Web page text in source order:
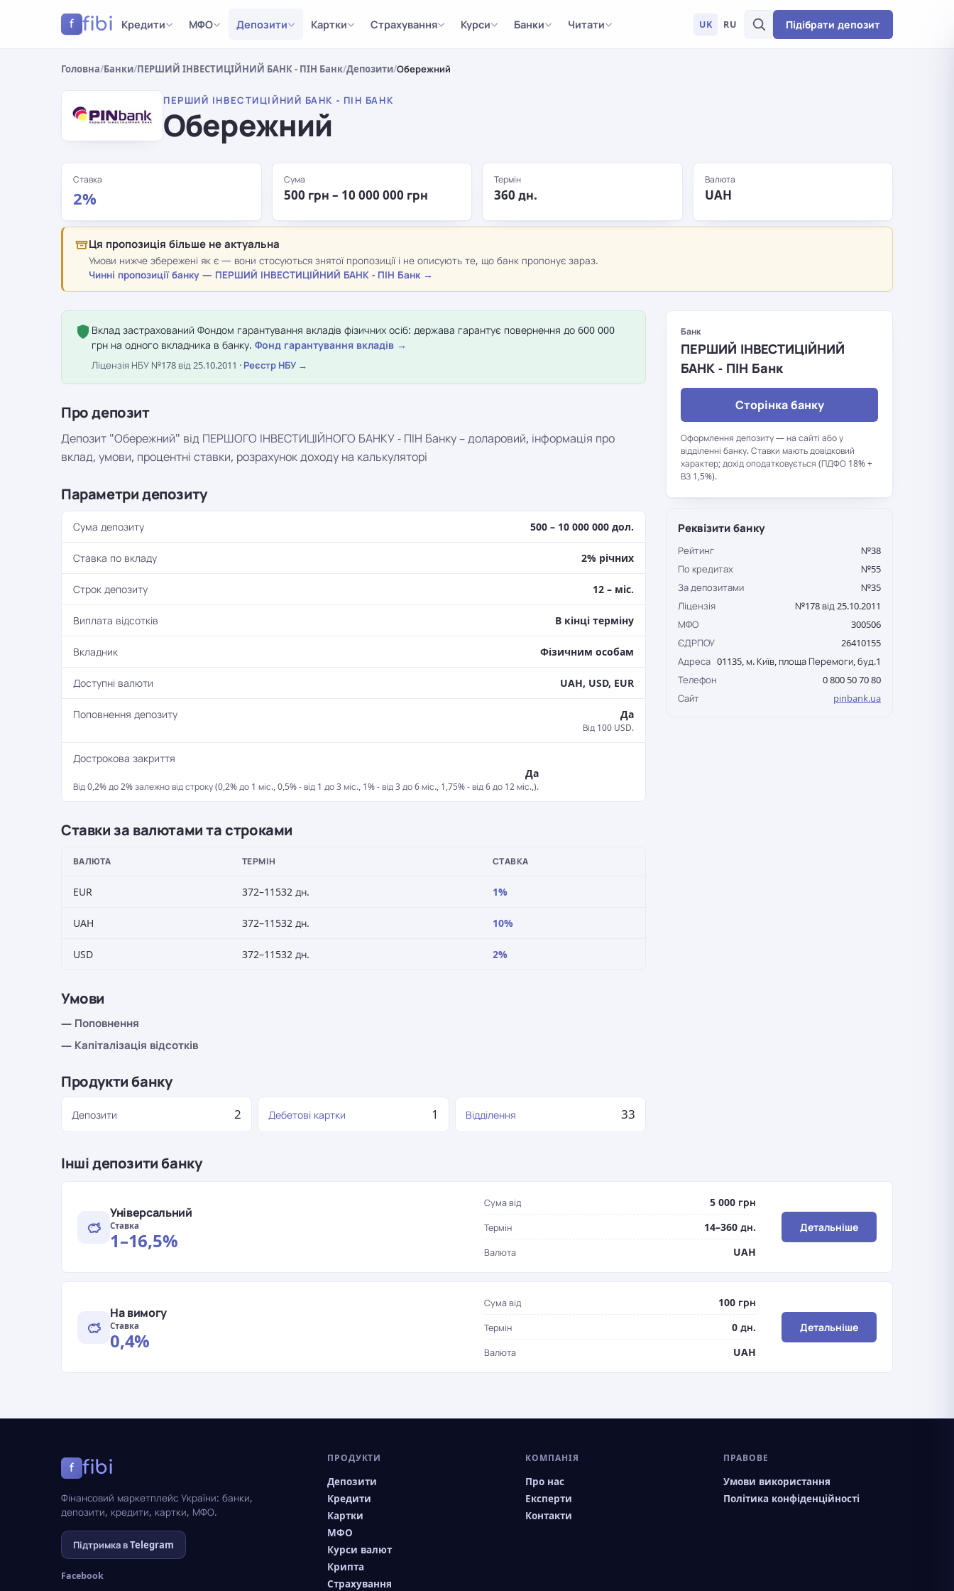
f fibi Кредити МФО Депозити Картки Страхування Курси Банки Читати UK RU Підібрати депозит
Головна/Банки/ПЕРШИЙ ІНВЕСТИЦІЙНИЙ БАНК - ПІН Банк/Депозити/Обережний
ПЕРШИЙ ІНВЕСТИЦІЙНИЙ БАНК - ПІН БАНК
Обережний
Ставка
2%
Сума
500 грн – 10 000 000 грн
Термін
360 дн.
Валюта
UAH
Ця пропозиція більше не актуальна
Умови нижче збережені як є — вони стосуються знятої пропозиції і не описують те, що банк пропонує зараз.
Чинні пропозиції банку — ПЕРШИЙ ІНВЕСТИЦІЙНИЙ БАНК - ПІН Банк →
Вклад застрахований Фондом гарантування вкладів фізичних осіб: держава гарантує повернення до 600 000
грн на одного вкладника в банку. Фонд гарантування вкладів →
Ліцензія НБУ №178 від 25.10.2011 · Реєстр НБУ →
Про депозит
Депозит "Обережний" від ПЕРШОГО ІНВЕСТИЦІЙНОГО БАНКУ - ПІН Банку – доларовий, інформація про
вклад, умови, процентні ставки, розрахунок доходу на калькуляторі
Параметри депозиту
Сума депозиту 500 – 10 000 000 дол.
Ставка по вкладу 2% річних
Строк депозиту 12 – міс.
Виплата відсотків В кінці терміну
Вкладник Фізичним особам
Доступні валюти UAH, USD, EUR
Поповнення депозиту Да
Від 100 USD.
Дострокова закриття
Да
Від 0,2% до 2% залежно від строку (0,2% до 1 міс., 0,5% - від 1 до 3 міс., 1% - від 3 до 6 міс., 1,75% - від 6 до 12 міс.,).
Ставки за валютами та строками
ВАЛЮТА ТЕРМІН СТАВКА
EUR 372–11532 дн. 1%
UAH 372–11532 дн. 10%
USD 372–11532 дн. 2%
Умови
— Поповнення
— Капіталізація відсотків
Продукти банку
Депозити 2 Дебетові картки 1 Відділення 33
Банк
ПЕРШИЙ ІНВЕСТИЦІЙНИЙ
БАНК - ПІН Банк
Сторінка банку
Оформлення депозиту — на сайті або у
відділенні банку. Ставки мають довідковий
характер; дохід оподатковується (ПДФО 18% +
ВЗ 1,5%).
Реквізити банку
Рейтинг
№38
По кредитах
№55
За депозитами
№35
Ліцензія
№178 від 25.10.2011
МФО
300506
ЄДРПОУ
26410155
Адреса 01135, м. Київ, площа Перемоги, буд.1
Телефон
0 800 50 70 80
Сайт
pinbank.ua
Інші депозити банку
Універсальний
Ставка
1–16,5%
Сума від 5 000 грн
Термін 14–360 дн.
Валюта UAH
Детальніше
На вимогу
Ставка
0,4%
Сума від 100 грн
Термін 0 дн.
Валюта UAH
Детальніше
f fibi
Фінансовий маркетплейс України: банки,
депозити, кредити, картки, МФО.
Підтримка в Telegram
Facebook
ПРОДУКТИ
Депозити
Кредити
Картки
МФО
Курси валют
Крипта
Страхування
КОМПАНІЯ
Про нас
Експерти
Контакти
ПРАВОВЕ
Умови використання
Політика конфіденційності